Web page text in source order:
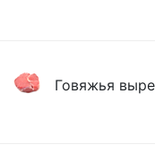
Говяжья